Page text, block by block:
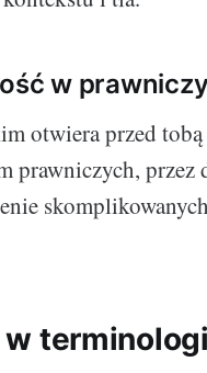
w
otwiera przed
prawniczych, przez
w